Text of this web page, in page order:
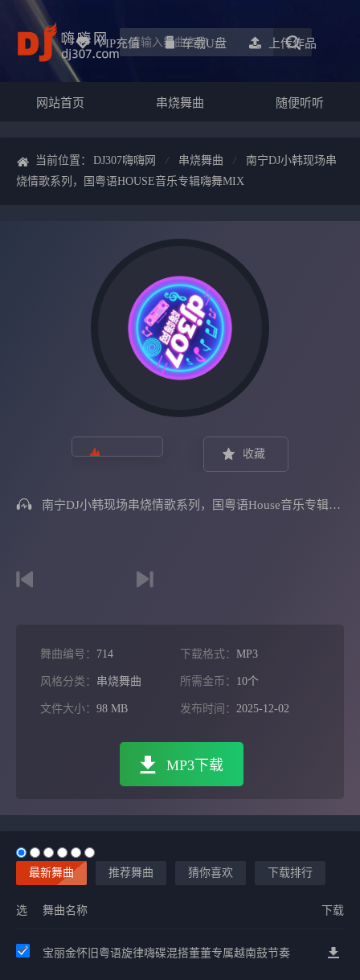
VIP充值 车载u盘 上传作品
网站首页 串烧舞曲 随便听听
当前位置： DJ307嗨嗨网 串烧舞曲
南宁DJ小韩现场串
烧情歌系列，国粤语HOUSE音乐专辑嗨舞MIX
收藏
南宁DJ小韩现场串烧情歌系列，国粤语House音乐专辑嗨舞Mix
舞曲编号： 714 下载格式： MP3
风格分类： 串烧舞曲 所需金币： 10个
文件大小： 98 MB 发布时间： 2025-12-02
MP3下载
最新舞曲 推荐舞曲 猜你喜欢 下载排行
选 舞曲名称 下载
宝丽金怀旧粤语旋律嗨碟混搭董董专属越南鼓节奏